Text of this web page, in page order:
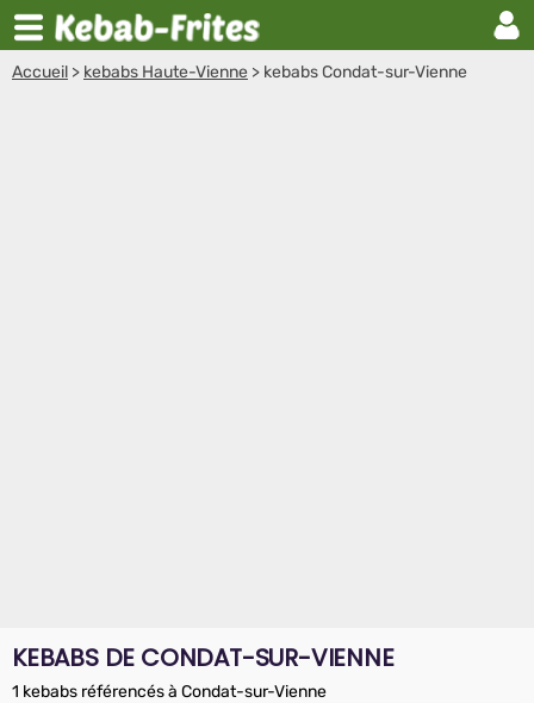
Accueil > kebabs Haute-Vienne > kebabs Condat-sur-Vienne
KEBABS DE CONDAT-SUR-VIENNE
1 kebabs référencés à Condat-sur-Vienne